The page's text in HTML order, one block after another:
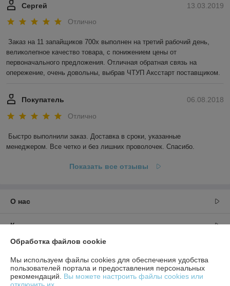
13.03.2019
Сергей
Отлично
Заказ на 11 запайщиков 700х выполнен на третий рабочий день,
великолепное качество товара, с понижением цены от
первоначального предложения. Отличная обратная связь на
опережение, очень довольны, выбрав ЧТУП Аксстарт поставщиком.
06.08.2018
Покупатель
Отлично
Быстро выполнили заказ. Доставка в сроки, указанные
менеджером. Все четко и без лишних проволочек. Спасибо.
Показать все отзывы
О нас
Контакты
График работы
Обработка файлов cookie
Мы используем файлы cookies для обеспечения удобства
пользователей портала и предоставления персональных
рекомендаций. Вы можете настроить файлы cookies или